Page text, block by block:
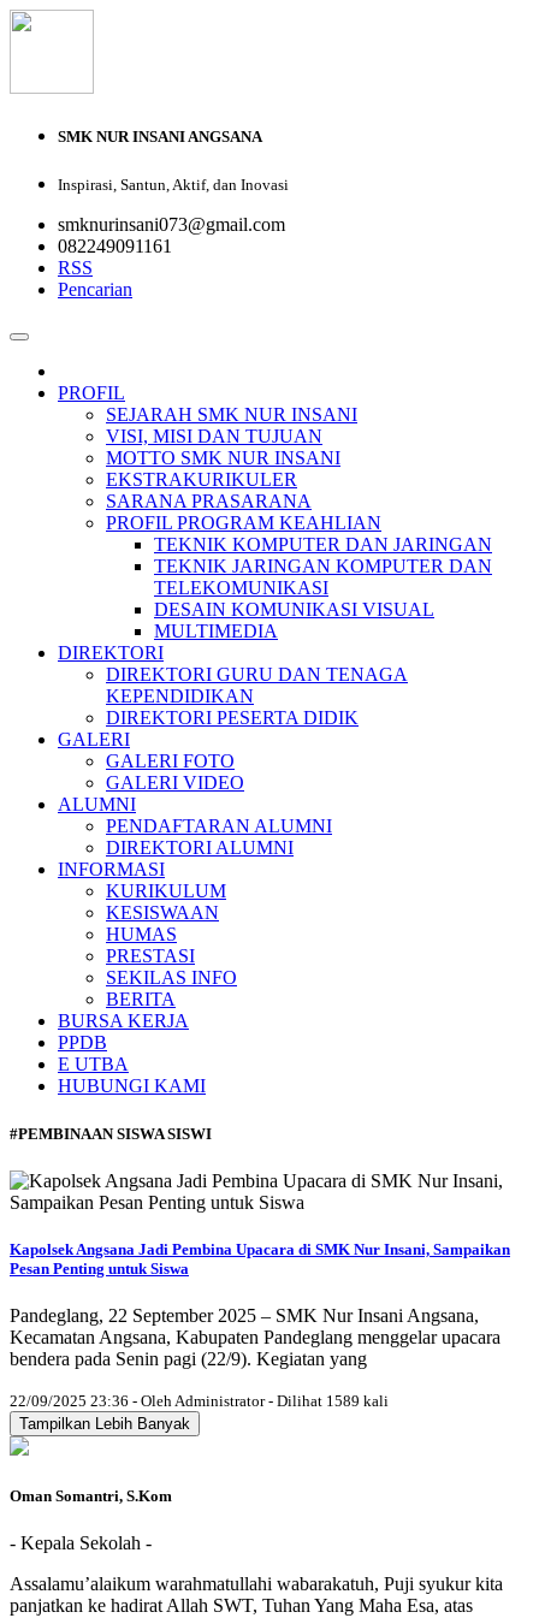
SMK NUR INSANI ANGSANA
Inspirasi, Santun, Aktif, dan Inovasi
smknurinsani073@gmail.com
082249091161
RSS
Pencarian
PROFIL
SEJARAH SMK NUR INSANI
VISI, MISI DAN TUJUAN
MOTTO SMK NUR INSANI
EKSTRAKURIKULER
SARANA PRASARANA
PROFIL PROGRAM KEAHLIAN
TEKNIK KOMPUTER DAN JARINGAN
TEKNIK JARINGAN KOMPUTER DAN
TELEKOMUNIKASI
DESAIN KOMUNIKASI VISUAL
MULTIMEDIA
DIREKTORI
DIREKTORI GURU DAN TENAGA
KEPENDIDIKAN
DIREKTORI PESERTA DIDIK
GALERI
GALERI FOTO
GALERI VIDEO
ALUMNI
PENDAFTARAN ALUMNI
DIREKTORI ALUMNI
INFORMASI
KURIKULUM
KESISWAAN
HUMAS
PRESTASI
SEKILAS INFO
BERITA
BURSA KERJA
PPDB
E UTBA
HUBUNGI KAMI
#PEMBINAAN SISWA SISWI
Kapolsek Angsana Jadi Pembina Upacara di SMK Nur Insani, Sampaikan
Pesan Penting untuk Siswa
Pandeglang, 22 September 2025 – SMK Nur Insani Angsana,
Kecamatan Angsana, Kabupaten Pandeglang menggelar upacara
bendera pada Senin pagi (22/9). Kegiatan yang
22/09/2025 23:36 - Oleh Administrator - Dilihat 1589 kali
Tampilkan Lebih Banyak
Oman Somantri, S.Kom
- Kepala Sekolah -
Assalamu’alaikum warahmatullahi wabarakatuh, Puji syukur kita
panjatkan ke hadirat Allah SWT, Tuhan Yang Maha Esa, atas